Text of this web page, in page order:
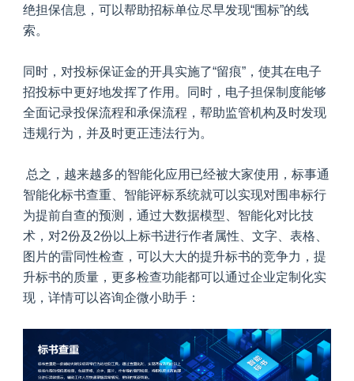
绝担保信息，可以帮助招标单位尽早发现“围标”的线
索。
同时，对投标保证金的开具实施了“留痕”，使其在电子
招投标中更好地发挥了作用。同时，电子担保制度能够
全面记录投保流程和承保流程，帮助监管机构及时发现
违规行为，并及时更正违法行为。
总之，越来越多的智能化应用已经被大家使用， 标事通
智能化标书查重、智能评标系统就可以实现对围串标行
为提前自查的预测，通过大数据模型、智能化对比技
术，对2份及2份以上标书进行作者属性、文字、表格、
图片的雷同性检查，可以大大的提升标书的竞争力，提
升标书的质量，更多检查功能都可以通过企业定制化实
现，详情可以咨询企微小助手：